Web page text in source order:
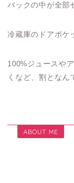
パックの中が全部
冷蔵庫のドアポケ
100%ジュースや
くなど、割となん
ABOUT ME